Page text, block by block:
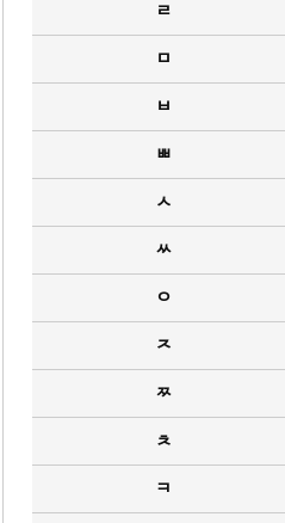
ㄹ
ㅁ
ㅂ
ㅃ
ㅅ
ㅆ
ㅇ
ㅈ
ㅉ
ㅊ
ㅋ